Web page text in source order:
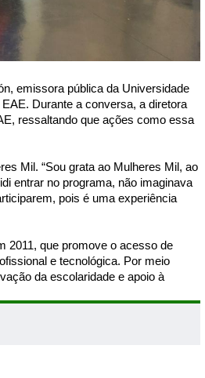
emissora pública da Universidade
Durante a conversa, a diretora
ressaltando que ações como essa
Mil. “Sou grata ao Mulheres Mil, ao
entrar no programa, não imaginava
pois é uma experiência
2011, que promove o acesso de
e tecnológica. Por meio
da escolaridade e apoio à